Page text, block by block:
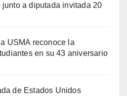
a diputada invitada 20
USMA reconoce la
en su 43 aniversario
de Estados Unidos